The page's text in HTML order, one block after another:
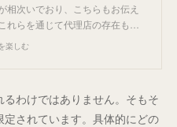
相次いでおり、こちらもお伝え
れらを通じて代理店の存在も…
楽しむ
わけではありません。そもそ
されています。具体的にどの